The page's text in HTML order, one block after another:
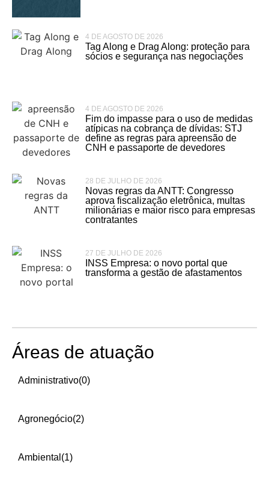
4 DE AGOSTO DE 2026
Tag Along e Drag Along: proteção para
sócios e segurança nas negociações
4 DE AGOSTO DE 2026
Fim do impasse para o uso de medidas
atípicas na cobrança de dívidas: STJ
define as regras para apreensão de
CNH e passaporte de devedores
28 DE JULHO DE 2026
Novas regras da ANTT: Congresso
aprova fiscalização eletrônica, multas
milionárias e maior risco para empresas
contratantes
27 DE JULHO DE 2026
INSS Empresa: o novo portal que
transforma a gestão de afastamentos
Áreas de atuação
Administrativo(0)
Agronegócio(2)
Ambiental (1)